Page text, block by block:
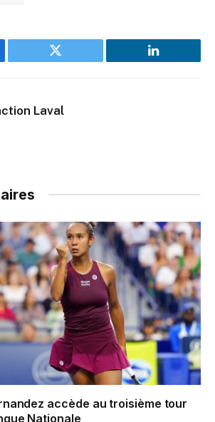
Twitter LinkedIn
Laval
accède au troisième tour
Nationale